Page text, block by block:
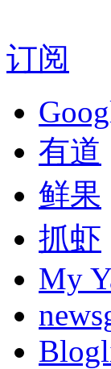
订阅
有道
鲜果
抓虾
My